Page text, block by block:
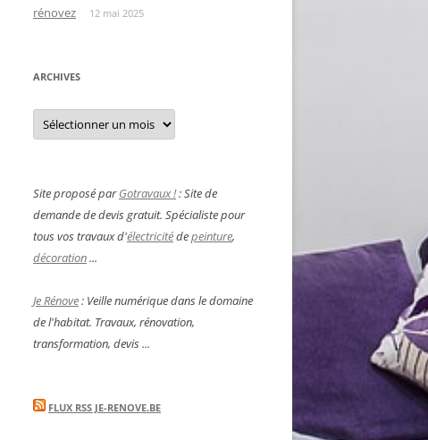
rénovez
12 mai 2025
ARCHIVES
Archives
Site proposé parGotravaux !: Site de
demande de devis gratuit. Spécialiste pour
tous vos travaux d'électricitédepeinture,
décoration...
Je Rénove: Veille numérique dans le domaine
de l'habitat. Travaux, rénovation,
transformation, devis ...
FLUX RSS JE-RENOVE.BE